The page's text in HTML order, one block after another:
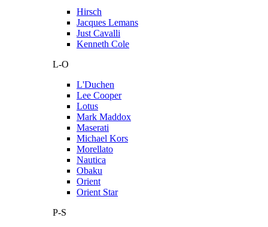
Hirsch
Jacques Lemans
Just Cavalli
Kenneth Cole
L-O
L'Duchen
Lee Cooper
Lotus
Mark Maddox
Maserati
Michael Kors
Morellato
Nautica
Obaku
Orient
Orient Star
P-S